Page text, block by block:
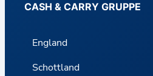
CASH & CARRY GRUPPE
England
Schottland